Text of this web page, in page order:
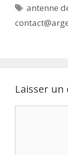
Étiquettes
antenne
Laisser